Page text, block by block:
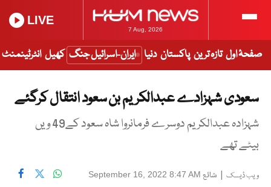
7 Aug, 2026
LIVE
صفحۂ اول تازہ ترین پاکستان دنیا ایران-اسرائیل جنگ کھیل انٹرٹینمنٹ
سعودی شہزادے عبدالکریم بن سعود انتقال کرگئے
شہزادہ عبدالکریم دوسرے فرمانروا شاہ سعود کے49 ویں
بیٹے تھے
ویب ڈیسک | شائع September 16, 2022 8:47 AM